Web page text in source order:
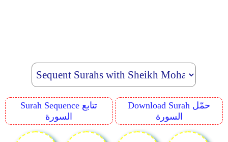
Surah Sequence تتابع
السورة
Download Surah حمّل
السورة